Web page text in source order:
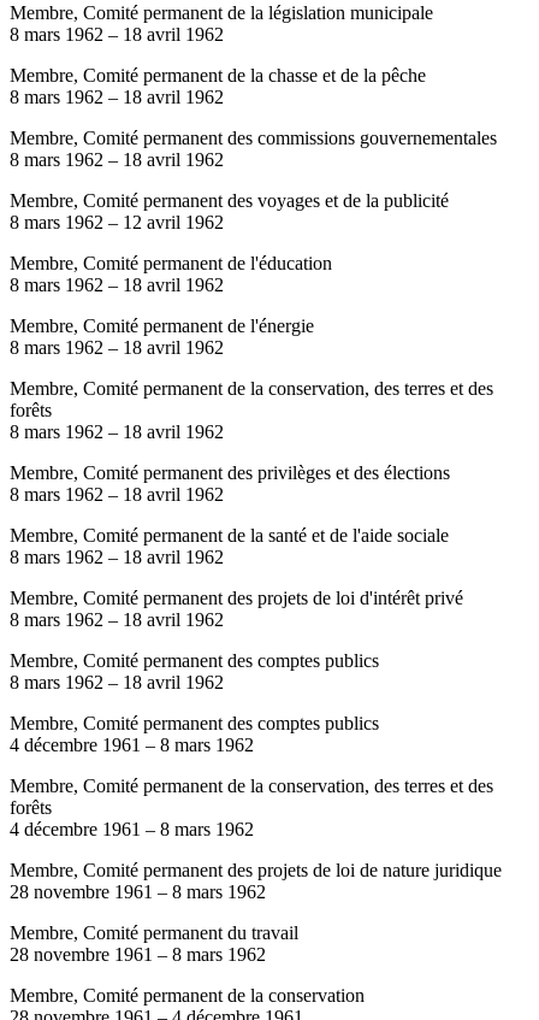
Membre, Comité permanent de la législation municipale
8 mars 1962 – 18 avril 1962
Membre, Comité permanent de la chasse et de la pêche
8 mars 1962 – 18 avril 1962
Membre, Comité permanent des commissions gouvernementales
8 mars 1962 – 18 avril 1962
Membre, Comité permanent des voyages et de la publicité
8 mars 1962 – 12 avril 1962
Membre, Comité permanent de l'éducation
8 mars 1962 – 18 avril 1962
Membre, Comité permanent de l'énergie
8 mars 1962 – 18 avril 1962
Membre, Comité permanent de la conservation, des terres et des
forêts
8 mars 1962 – 18 avril 1962
Membre, Comité permanent des privilèges et des élections
8 mars 1962 – 18 avril 1962
Membre, Comité permanent de la santé et de l'aide sociale
8 mars 1962 – 18 avril 1962
Membre, Comité permanent des projets de loi d'intérêt privé
8 mars 1962 – 18 avril 1962
Membre, Comité permanent des comptes publics
8 mars 1962 – 18 avril 1962
Membre, Comité permanent des comptes publics
4 décembre 1961 – 8 mars 1962
Membre, Comité permanent de la conservation, des terres et des
forêts
4 décembre 1961 – 8 mars 1962
Membre, Comité permanent des projets de loi de nature juridique
28 novembre 1961 – 8 mars 1962
Membre, Comité permanent du travail
28 novembre 1961 – 8 mars 1962
Membre, Comité permanent de la conservation